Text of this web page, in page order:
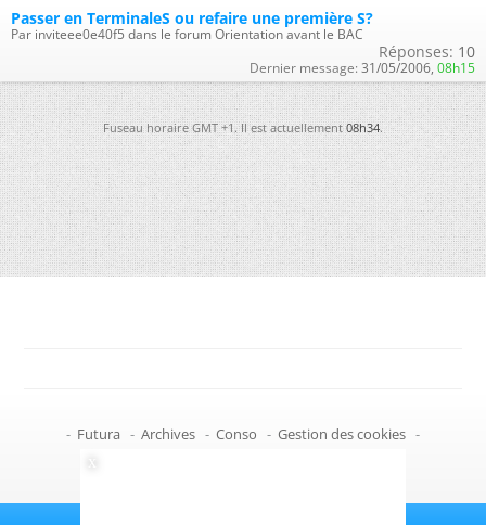
Passer en TerminaleS ou refaire une première S?
Par inviteee0e40f5 dans le forum Orientation avant le BAC
Réponses: 10
Dernier message: 31/05/2006, 08h15
Fuseau horaire GMT +1. Il est actuellement08h34.
- Futura - Archives - Conso - Gestion des cookies -